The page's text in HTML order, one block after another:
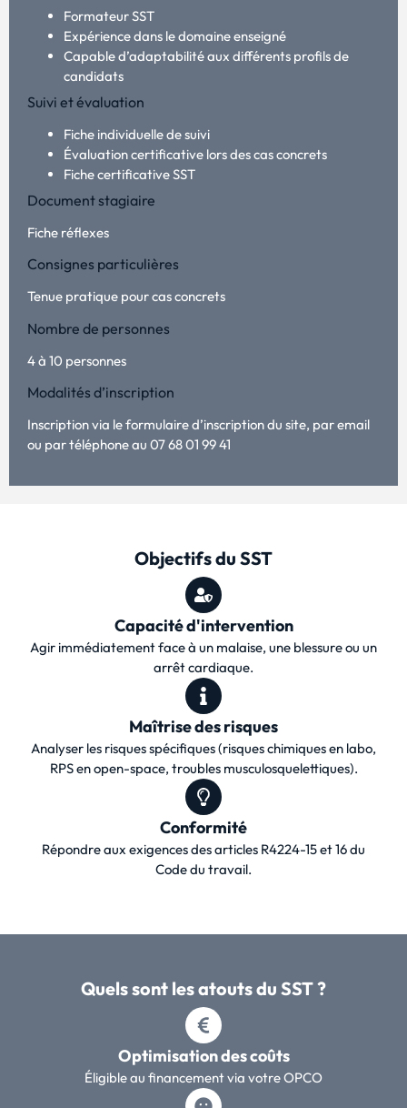
Formateur SST
Expérience dans le domaine enseigné
Capable d’adaptabilité aux différents profils de
candidats
Suivi et évaluation
Fiche individuelle de suivi
Évaluation certificative lors des cas concrets
Fiche certificative SST
Document stagiaire
Fiche réflexes
Consignes particulières
Tenue pratique pour cas concrets
Nombre de personnes
4 à 10 personnes
Modalités d’inscription
Inscription via le formulaire d’inscription du site, par email
ou par téléphone au 07 68 01 99 41
Objectifs du SST
Capacité d'intervention
Agir immédiatement face à un malaise, une blessure ou un
arrêt cardiaque.
Maîtrise des risques
Analyser les risques spécifiques (risques chimiques en labo,
RPS en open-space, troubles musculosquelettiques).
Conformité
Répondre aux exigences des articles R4224-15 et 16 du
Code du travail.
Quels sont les atouts du SST ?
Optimisation des coûts
Éligible au financement via votre OPCO